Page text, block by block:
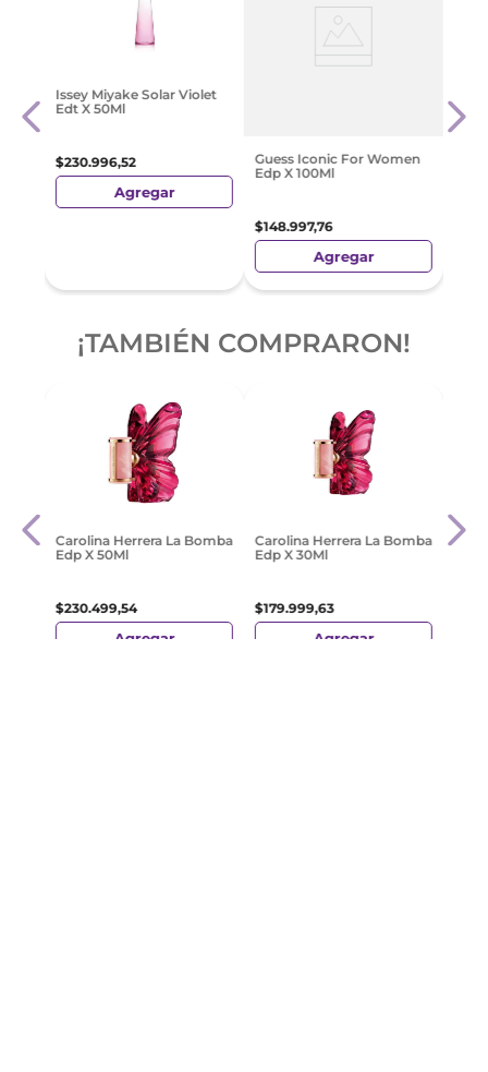
Issey Miyake Solar Violet
Edt X 50Ml
$230.996,52
Agregar
Guess Iconic For Women
Edp X 100Ml
$148.997,76
Agregar
10 Ml
¡TAMBIÉN COMPRARON!
Carolina Herrera La Bomba
Edp X 50Ml
$230.499,54
Agregar
Carolina Herrera La Bomba
Edp X 30Ml
$179.999,63
Agregar
Dior